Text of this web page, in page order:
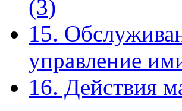
(3)
15.
управление
16. Действия